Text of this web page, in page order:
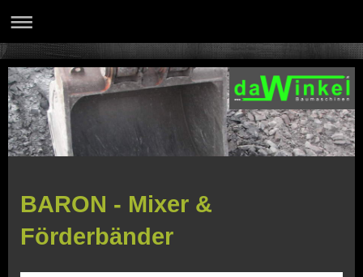
BARON - Mixer &
Förderbänder